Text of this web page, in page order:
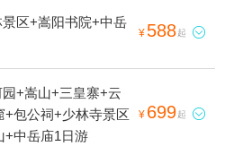
景区+嵩阳书院+中岳
¥ 588起 
园+嵩山+三皇寨+云
+包公祠+少林寺景区
+中岳庙1日游
¥ 699起 